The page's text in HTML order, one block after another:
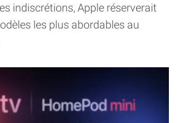
indiscrétions, Apple réserverait
les plus abordables au